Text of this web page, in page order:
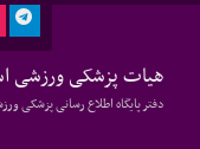
هیات پزشکی ورزشی
دفتر پایگاه اطلاع رسانی پزشکی